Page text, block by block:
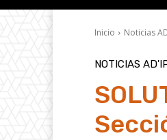
Inicio Noticias
NOTICIAS